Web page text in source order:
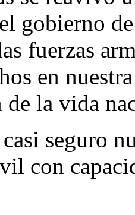
gobierno
fuerzas
en
la vida
seguro
con